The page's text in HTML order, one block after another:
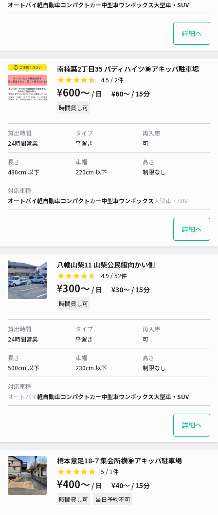
オートバイ軽自動車コンパクトカー中型車ワンボックス大型車・SUV
詳細へ
南楠葉2丁目35 パディハイツ◉アキッパ駐車場
4.5 / 2件
¥600〜 / 日 ¥60〜 / 15分
時間貸し可
貸出時間
24時間営業
タイプ
平置き
再入庫
可
長さ
480cm 以下
車幅
220cm 以下
高さ
制限なし
対応車種
オートバイ軽自動車コンパクトカー中型車ワンボックス大型車・SUV
詳細へ
八幡山柴11 山柴公民館向かい側
4.9 / 52件
¥300〜 / 日 ¥30〜 / 15分
時間貸し可
貸出時間
24時間営業
タイプ
平置き
再入庫
可
長さ
500cm 以下
車幅
230cm 以下
高さ
制限なし
対応車種
オートバイ軽自動車コンパクトカー中型車ワンボックス大型車・SUV
詳細へ
橋本意足18-7 集会所横◉アキッパ駐車場
5 / 1件
¥400〜 / 日 ¥40〜 / 15分
時間貸し可 当日予約不可